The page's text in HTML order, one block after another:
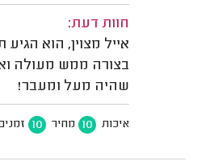
חוות דעת:
אייל מצוין, הוא
בצורה ממש מעולה
שהיה מעל ומעבר!
איכות 10 מחיר 10